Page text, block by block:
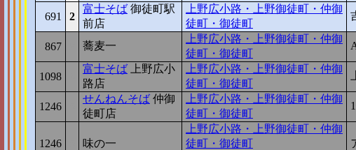
691 2
富士そば 御徒町駅
前店
上野広小路・上野御徒町・仲御
徒町・御徒町
867 蕎麦一
上野広小路・上野御徒町・仲御
徒町・御徒町
1098
富士そば 上野広小
路店
上野広小路・上野御徒町・仲御
徒町・御徒町
1246
せんねんそば 仲御
徒町店
上野広小路・上野御徒町・仲御
徒町・御徒町
1246 味の一
上野広小路・上野御徒町・仲御
徒町・御徒町